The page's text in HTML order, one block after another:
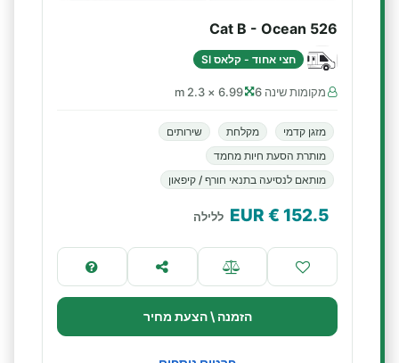
Cat B - Ocean 526
חצי אחוד - קלאס SI
מקומות שינה 6 6.99 × 2.3 m
מזגן קדמי מקלחת
שירותים
מותרת הסעת חיות מחמד
מותאם לנסיעה בתנאי חורף / קיפאון
152.5
€ EUR ללילה
הזמנה \ הצעת מחיר